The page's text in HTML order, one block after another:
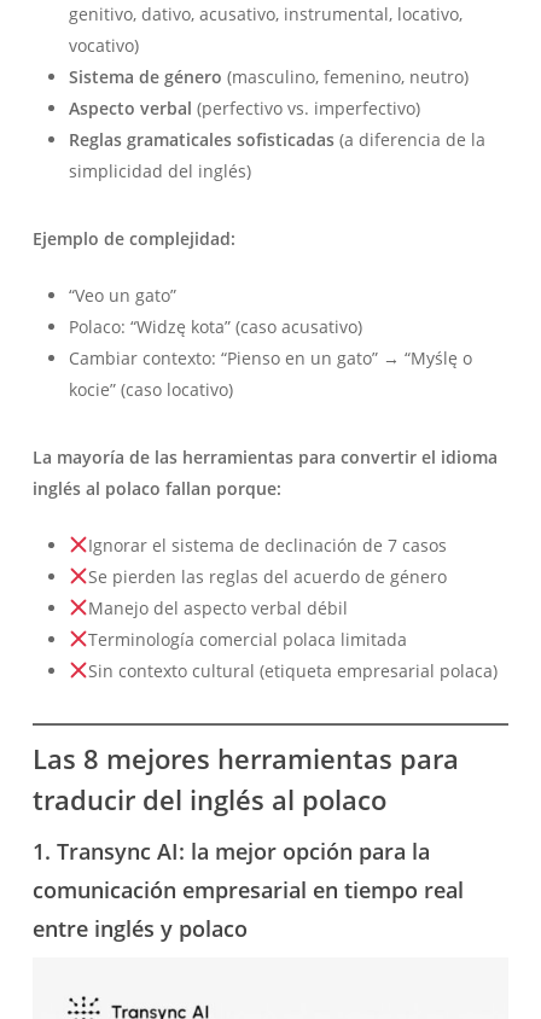
genitivo, dativo, acusativo, instrumental, locativo,
vocativo)
Sistema de género (masculino, femenino, neutro)
Aspecto verbal (perfectivo vs. imperfectivo)
Reglas gramaticales sofisticadas(a diferencia de la
simplicidad del inglés)
Ejemplo de complejidad:
“Veo un gato”
Polaco: “Widzę kota” (caso acusativo)
Cambiar contexto: “Pienso en un gato” → “Myślę o
kocie” (caso locativo)
La mayoría de las herramientas para convertir el idioma
inglés al polaco fallan porque:
Ignorar el sistema de declinación de 7 casos
Se pierden las reglas del acuerdo de género
Manejo del aspecto verbal débil
Terminología comercial polaca limitada
Sin contexto cultural (etiqueta empresarial polaca)
Las 8 mejores herramientas para
traducir del inglés al polaco
1. Transync AI: la mejor opción para la
comunicación empresarial en tiempo real
entre inglés y polaco